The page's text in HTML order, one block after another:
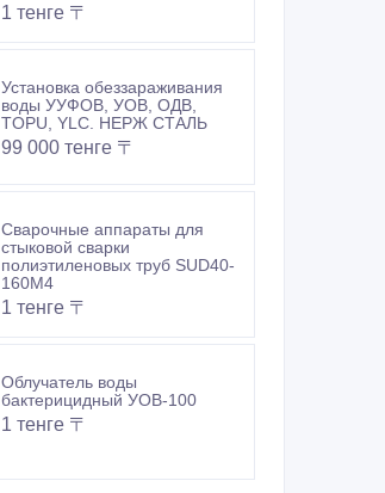
1 тенге 〒
Установка обеззараживания
воды УУФОВ, УОВ, ОДВ,
TOPU, YLC. НЕРЖ СТАЛЬ
99 000 тенге 〒
Сварочные аппараты для
стыковой сварки
полиэтиленовых труб SUD40-
160M4
1 тенге 〒
Облучатель воды
бактерицидный УОВ-100
1 тенге 〒